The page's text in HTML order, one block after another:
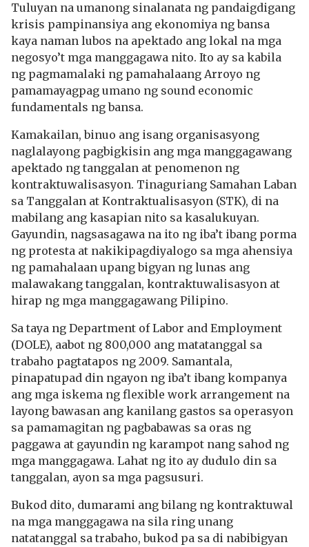
Tuluyan na umanong sinalanata ng pandaigdigang
krisis pampinansiya ang ekonomiya ng bansa
kaya naman lubos na apektado ang lokal na mga
negosyo’t mga manggagawa nito. Ito ay sa kabila
ng pagmamalaki ng pamahalaang Arroyo ng
pamamayagpag umano ng sound economic
fundamentals ng bansa.
Kamakailan, binuo ang isang organisasyong
naglalayong pagbigkisin ang mga manggagawang
apektado ng tanggalan at penomenon ng
kontraktuwalisasyon. Tinaguriang Samahan Laban
sa Tanggalan at Kontraktualisasyon (STK), di na
mabilang ang kasapian nito sa kasalukuyan.
Gayundin, nagsasagawa na ito ng iba’t ibang porma
ng protesta at nakikipagdiyalogo sa mga ahensiya
ng pamahalaan upang bigyan ng lunas ang
malawakang tanggalan, kontraktuwalisasyon at
hirap ng mga manggagawang Pilipino.
Sa taya ng Department of Labor and Employment
(DOLE), aabot ng 800,000 ang matatanggal sa
trabaho pagtatapos ng 2009. Samantala,
pinapatupad din ngayon ng iba’t ibang kompanya
ang mga iskema ng flexible work arrangement na
layong bawasan ang kanilang gastos sa operasyon
sa pamamagitan ng pagbabawas sa oras ng
paggawa at gayundin ng karampot nang sahod ng
mga manggagawa. Lahat ng ito ay dudulo din sa
tanggalan, ayon sa mga pagsusuri.
Bukod dito, dumarami ang bilang ng kontraktuwal
na mga manggagawa na sila ring unang
natatanggal sa trabaho, bukod pa sa di nabibigyan